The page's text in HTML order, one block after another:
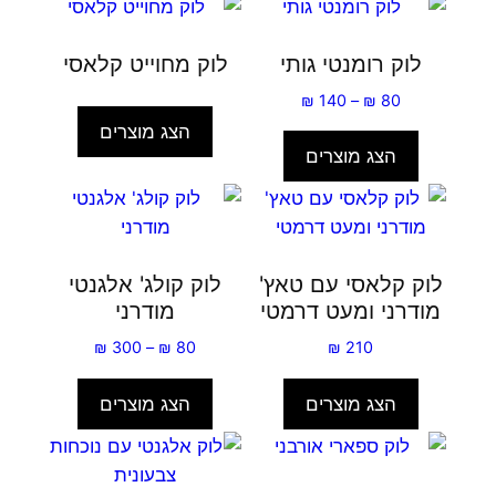
לוק רומנטי גותי
₪ 80
–
₪ 140
⁦₪ 140⁩
הצג מוצרים
לוק מחוייט קלאסי
הצג מוצרים
לוק קלאסי עם טאץ'
מודרני ומעט דרמטי
₪ 210
הצג מוצרים
לוק קולג' אלגנטי
מודרני
₪ 80
–
₪ 300
טווח
⁦₪ 300⁩
הצג מוצרים